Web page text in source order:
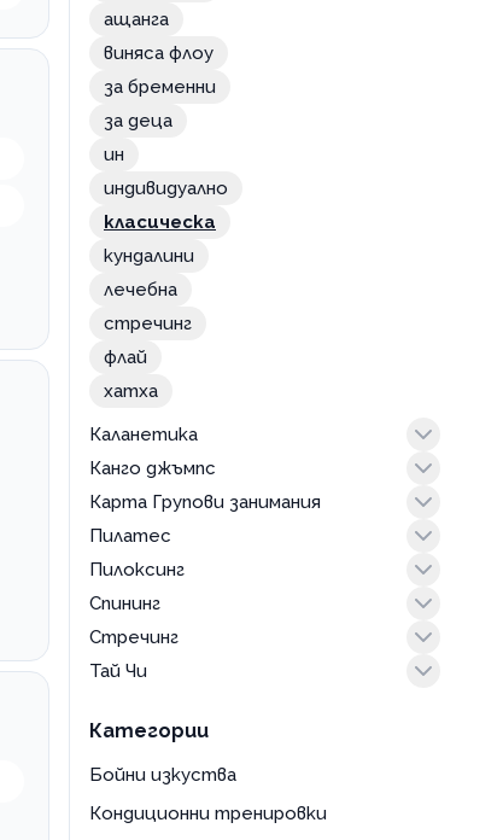
fit ball занимания с топка
fit kids тренировка за деца
HIIT тренировка
insanity тренировка
mobility flow тренировка
pump тренировка
tapout
табата
тае бо
ащанга
виняса флоу
за бременни
за деца
ин
индивидуално
класическа
кундалини
лечебна
стречинг
флай
хатха
Каланетика
тренировка
Канго джъмпс
kangoo jumps тренировка
Карта Групови занимания
абонамент
Пилатес
интензивен
йога пилатес
класически
мат
Пилоксинг
тренировка
Спининг
тренировка
Стречинг
тренировка
Тай Чи
Категории
Бойни изкуства
Кондиционни тренировки